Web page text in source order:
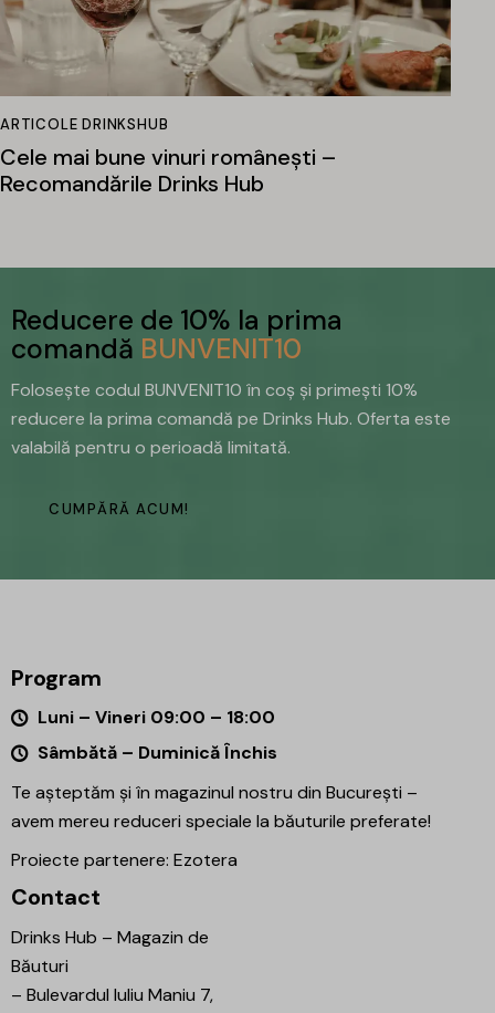
ARTICOLE DRINKSHUB
Cele mai bune vinuri românești –
Recomandările Drinks Hub
Reducere de 10% la prima
comandă BUNVENIT10
Folosește codul BUNVENIT10 în coș și primești 10%
reducere la prima comandă pe Drinks Hub. Oferta este
valabilă pentru o perioadă limitată.
CUMPĂRĂ ACUM!
Program
Luni – Vineri 09:00 – 18:00
Sâmbătă – Duminică Închis
Te așteptăm și în magazinul nostru din București –
avem mereu reduceri speciale la băuturile preferate!
Proiecte partenere: Ezotera
Contact
Drinks Hub – Magazin de
Băuturi
– Bulevardul Iuliu Maniu 7,